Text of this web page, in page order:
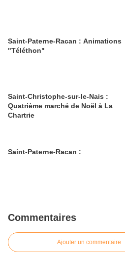
Saint-Paterne-Racan : Animations
"Téléthon"
Saint-Christophe-sur-le-Nais :
Quatrième marché de Noël à La
Chartrie
Saint-Paterne-Racan :
Commentaires
Ajouter un commentaire